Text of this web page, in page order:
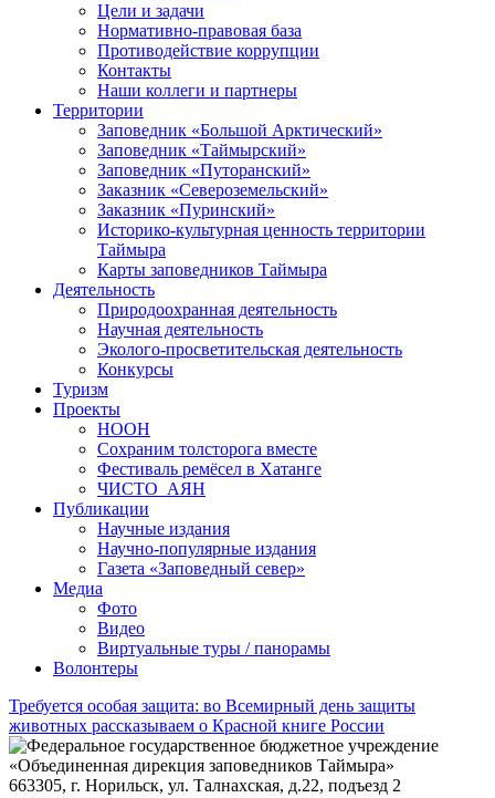
О дирекции
История создания
Цели и задачи
Нормативно-правовая база
Противодействие коррупции
Контакты
Наши коллеги и партнеры
Территории
Заповедник «Большой Арктический»
Заповедник «Таймырский»
Заповедник «Путоранский»
Заказник «Североземельский»
Заказник «Пуринский»
Историко-культурная ценность территории
Таймыра
Карты заповедников Таймыра
Деятельность
Природоохранная деятельность
Научная деятельность
Эколого-просветительская деятельность
Конкурсы
Туризм
Проекты
НООН
Сохраним толсторога вместе
Фестиваль ремёсел в Хатанге
ЧИСТО_АЯН
Публикации
Научные издания
Научно-популярные издания
Газета «Заповедный север»
Медиа
Фото
Видео
Волонтеры
Требуется особая защита: во Всемирный день защиты
животных рассказываем о Красной книге России